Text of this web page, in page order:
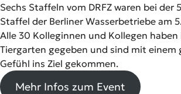
Sechs Staffeln vom DRFZ waren bei der
Staffel der Berliner Wasserbetriebe am
Alle 30 Kolleginnen und Kollegen haben
Tiergarten gegeben und sind mit einem
Gefühl ins Ziel gekommen.
Mehr Infos zum Event